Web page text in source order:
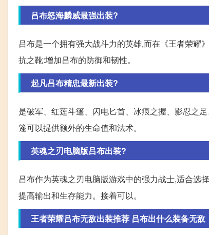
吕布怒海麟威最强出装?
吕布是一个拥有强大战斗力的英雄,而在《王者荣耀
抗之靴:增加吕布的防御和韧性。
起凡吕布精忠最新出装?
是破军、红莲斗篷、闪电匕首、冰痕之握、影忍之
篷可以提供额外的生命值和法术。
英魂之刃电脑版吕布出装?
吕布作为英魂之刃电脑版游戏中的强力战士,适合选
提高输出和生存能力。接着可以。
王者荣耀吕布无敌出装推荐 吕布出什么装备无敌